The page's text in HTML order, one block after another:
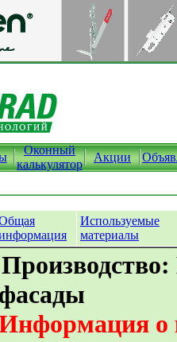
Оконный
калькулятор
Акции
Используемые
материалы
фасады
о